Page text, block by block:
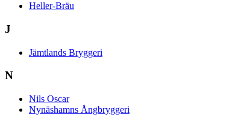
Heller-Bräu
J
Jämtlands Bryggeri
N
Nils Oscar
Nynäshamns Ångbryggeri